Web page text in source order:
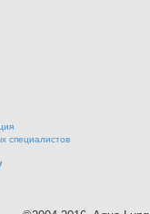
специалистов